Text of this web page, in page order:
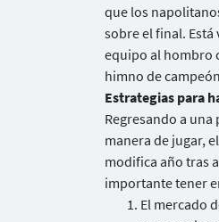
que los
sobre el final.
equipo al hombro
himno de
Estrategias para
Regresando a
manera de jugar,
modifica año tras
importante tener
El mercado